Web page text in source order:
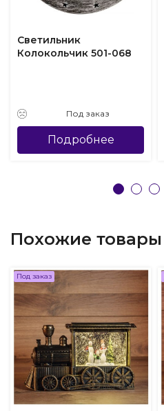
Светильник
Колокольчик 501-068
Под заказ
Подробнее
Похожие товары
Под заказ